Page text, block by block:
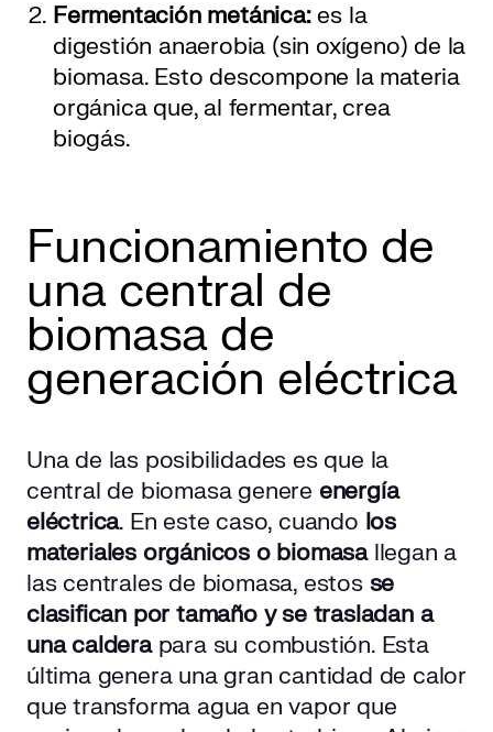
Fermentación metánica: es la
digestión anaerobia (sin oxígeno) de la
biomasa. Esto descompone la materia
orgánica que, al fermentar, crea
biogás.
Funcionamiento de
una central de
biomasa de
generación eléctrica
Una de las posibilidades es que la
central de biomasa genere energía
eléctrica. En este caso, cuando los
materiales orgánicos o biomasallegan a
las centrales de biomasa, estosse
clasifican por tamaño y se trasladan a
una caldera para su combustión. Esta
última genera una gran cantidad de calor
que transforma agua en vapor que